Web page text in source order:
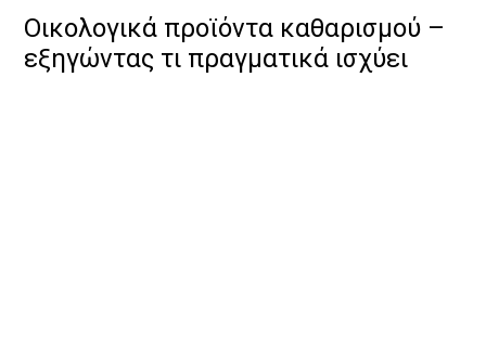
Οικολογικά προϊόντα καθαρισμού –
εξηγώντας τι πραγματικά ισχύει